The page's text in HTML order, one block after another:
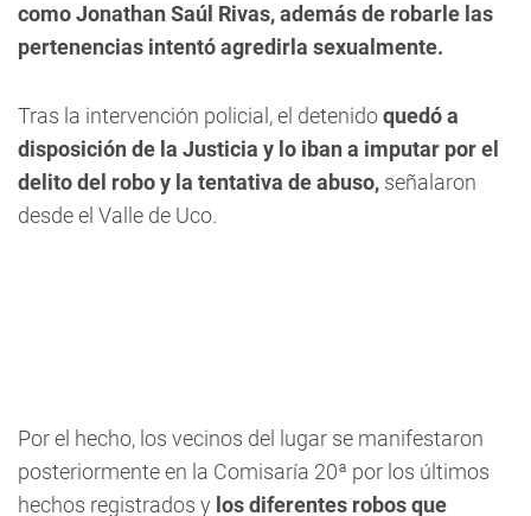
como Jonathan Saúl Rivas, además de robarle las
pertenencias intentó agredirla sexualmente.
Tras la intervención policial, el detenidoquedó a
disposición de la Justicia y lo iban a imputar por el
delito del robo y la tentativa de abuso, señalaron
desde el Valle de Uco.
Por el hecho, los vecinos del lugar se manifestaron
posteriormente en la Comisaría 20ª por los últimos
hechos registrados y los diferentes robos que